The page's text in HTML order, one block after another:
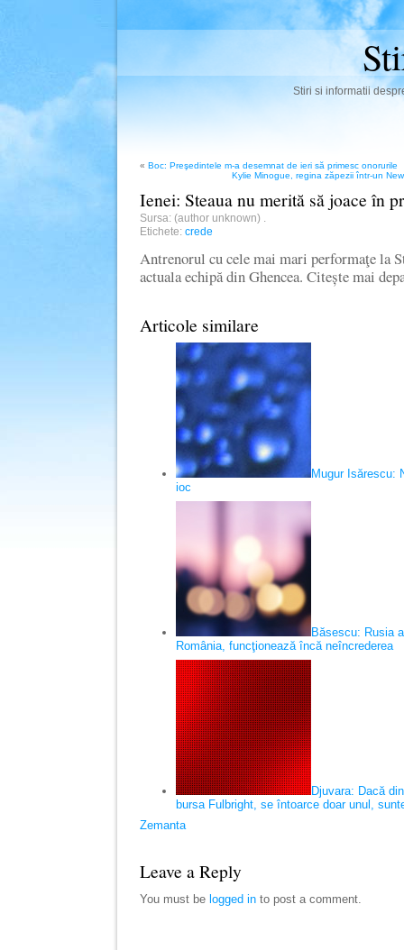
Stiri si informatii
« Boc: Preşedintele m-a desemnat de ieri să primesc onorurile
Kylie Minogue, regina zăpezii într-un
Ienei: Steaua nu merită să joace în
Sursa: (author unknown)
Etichete: crede
Antrenorul cu cele mai mari performaţe la
actuala echipă din Ghencea. Citește mai
Articole similare
Mugur Isărescu:
ioc
Băsescu: Rusia
România, funcţionează încă neîncrederea
Djuvara: Dacă
bursa Fulbright, se întoarce doar unul,
Zemanta
Leave a Reply
You must be logged in to post a comment.